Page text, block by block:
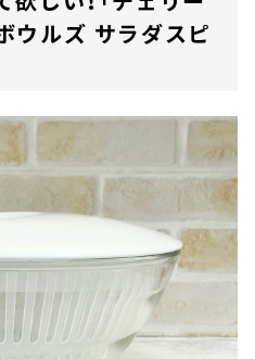
ルズ サラダスピ